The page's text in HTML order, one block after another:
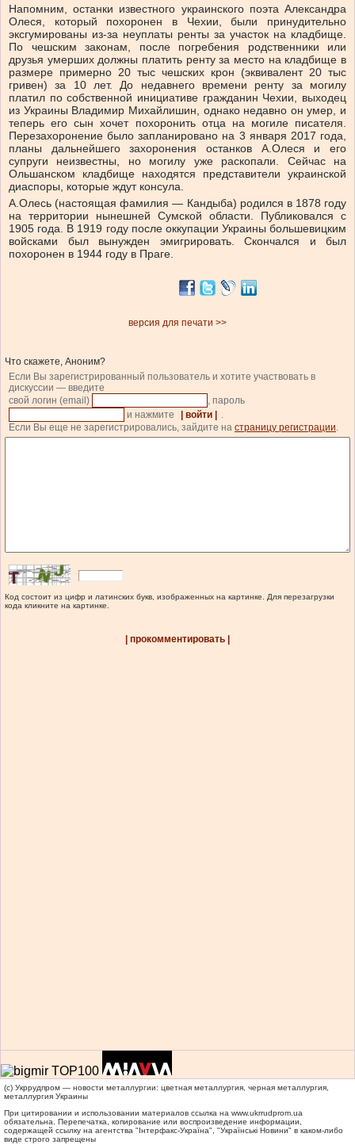
Напомним, останки известного украинского поэта Александра
Олеся, который похоронен в Чехии, были принудительно
эксгумированы из-за неуплаты ренты за участок на кладбище.
По чешским законам, после погребения родственники или
друзья умерших должны платить ренту за место на кладбище в
размере примерно 20 тыс чешских крон (эквивалент 20 тыс
гривен) за 10 лет. До недавнего времени ренту за могилу
платил по собственной инициативе гражданин Чехии, выходец
из Украины Владимир Михайлишин, однако недавно он умер, и
теперь его сын хочет похоронить отца на могиле писателя.
Перезахоронение было запланировано на 3 января 2017 года,
планы дальнейшего захоронения останков А.Олеся и его
супруги неизвестны, но могилу уже раскопали. Сейчас на
Ольшанском кладбище находятся представители украинской
диаспоры, которые ждут консула.
А.Олесь (настоящая фамилия — Кандыба) родился в 1878 году
на территории нынешней Сумской области. Публиковался с
1905 года. В 1919 году после оккупации Украины большевицким
войсками был вынужден эмигрировать. Скончался и был
похоронен в 1944 году в Праге.
версия для печати >>
Что скажете, Аноним?
Если Вы зарегистрированный пользователь и хотите участвовать в
дискуссии — введите
свой логин (email)
, пароль
и нажмите
| войти |
.
Если Вы еще не зарегистрировались, зайдите на страницу регистрации.
Код состоит из цифр и латинских букв, изображенных на картинке. Для перезагрузки
кода кликните на картинке.
| прокомментировать |
(c) Укррудпром — новости металлургии: цветная металлургия, черная металлургия,
металлургия Украины
При цитировании и использовании материалов ссылка на www.ukrrudprom.ua
обязательна. Перепечатка, копирование или воспроизведение информации,
содержащей ссылку на агентства "Iнтерфакс-Україна", "Українськi Новини" в каком-либо
виде строго запрещены